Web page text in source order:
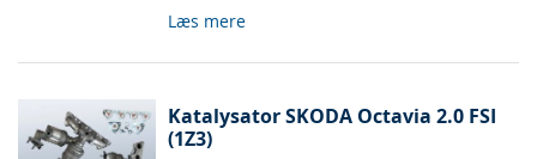
Læs mere
Katalysator SKODA Octavia 2.0 FSI
(1Z3)